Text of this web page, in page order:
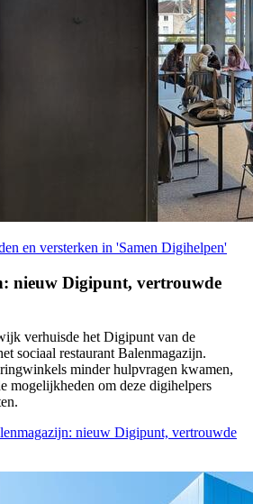
en versterken in 'Samen Digihelpen'
nieuw Digipunt, vertrouwde
verhuisde het Digipunt van de
sociaal restaurant Balenmagazijn.
minder hulpvragen kwamen,
mogelijkheden om deze digihelpers
nieuw Digipunt, vertrouwde